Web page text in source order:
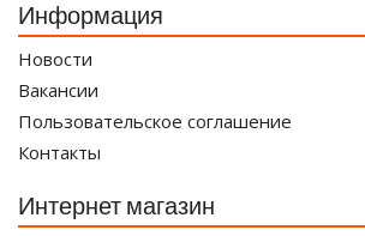
Информация
Новости
Вакансии
Пользовательское соглашение
Контакты
Интернет магазин